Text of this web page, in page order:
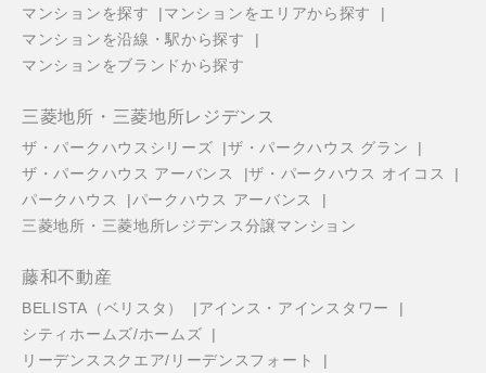
マンションを探す
マンションをエリアから探す
マンションを沿線・駅から探す
マンションをブランドから探す
三菱地所・三菱地所レジデンス
ザ・パークハウスシリーズ
ザ・パークハウス グラン
ザ・パークハウス アーバンス
ザ・パークハウス オイコス
パークハウス
パークハウス アーバンス
三菱地所・三菱地所レジデンス分譲マンション
藤和不動産
BELISTA（ベリスタ）
アインス・アインスタワー
シティホームズ/ホームズ
リーデンススクエア/リーデンスフォート